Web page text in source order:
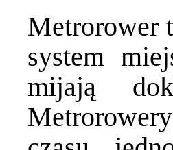
Metrorower
system
mijają